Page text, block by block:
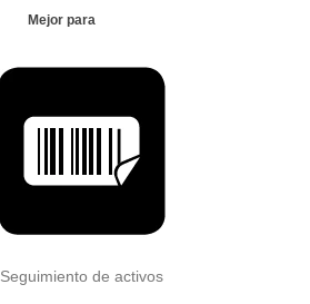
Mejor para
Seguimiento de activos